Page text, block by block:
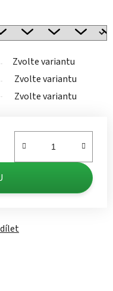
Zvolte variantu
Zvolte variantu
Zvolte variantu